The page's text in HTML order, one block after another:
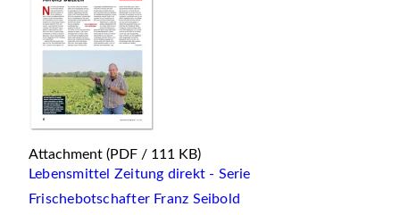
Attachment (PDF / 111 KB)
Lebensmittel Zeitung direkt - Serie
Frischebotschafter Franz Seibold